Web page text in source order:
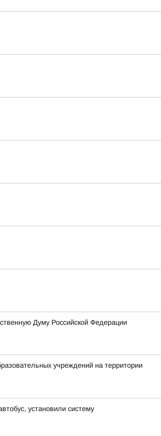
Думу Российской Федерации
учреждений на территории
установили систему